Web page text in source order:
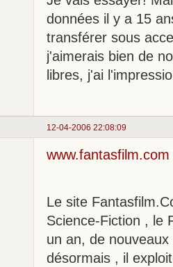
données il y a 15
transférer sous
j'aimerais bien de
libres, j'ai
12-04-2006 22:08:09
www.fantasfilm.com
Le site
Science-Fiction , le
un an, de
désormais , il